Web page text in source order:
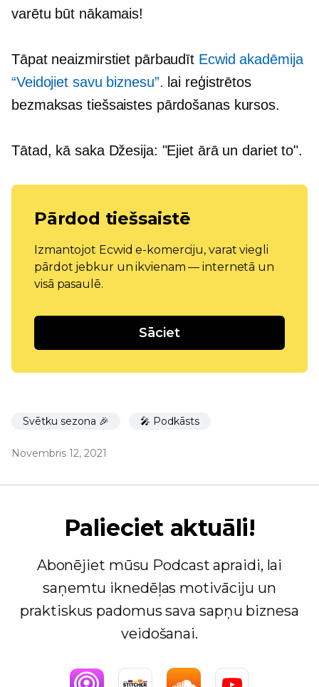
varētu būt nākamais!
Tāpat neaizmirstiet pārbaudīt Ecwid akadēmija
“Veidojiet savu biznesu”. lai reģistrētos
bezmaksas tiešsaistes pārdošanas kursos.
Tātad, kā saka Džesija: "Ejiet ārā un dariet to".
Pārdod tiešsaistē
Izmantojot Ecwid e-komerciju, varat viegli
pārdot jebkur un ikvienam — internetā un
visā pasaulē.
Sāciet
Svētku sezona 🎉 🎤 Podkāsts
Novembris 12, 2021
Palieciet aktuāli!
Abonējiet mūsu Podcast apraidi, lai
saņemtu iknedēļas motivāciju un
praktiskus padomus sava sapņu biznesa
veidošanai.